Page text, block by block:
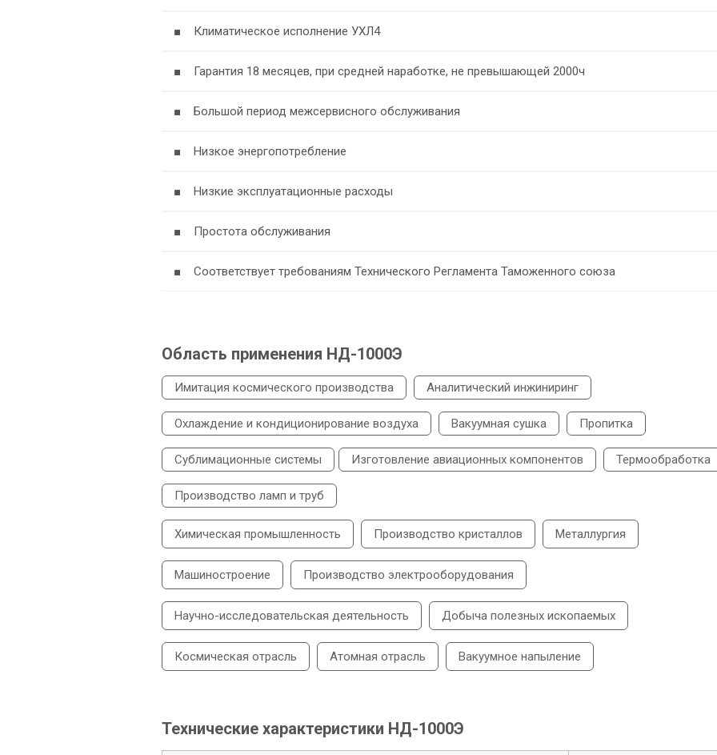
■ Климатическое исполнение УХЛ4
■ Гарантия 18 месяцев, при средней наработке, не превышающей 2000ч
■ Большой период межсервисного обслуживания
■ Низкое энергопотребление
■ Низкие эксплуатационные расходы
■ Простота обслуживания
■ Соответствует требованиям Технического Регламента Таможенного союза
Область применения НД-1000Э
Имитация космического производства Аналитический инжиниринг
Охлаждение и кондиционирование воздуха Вакуумная сушка Пропитка
Сублимационные системы Изготовление авиационных компонентов Термообработка
Производство ламп и труб
Химическая промышленность Производство кристаллов Металлургия
Машиностроение Производство электрооборудования
Научно-исследовательская деятельность Добыча полезных ископаемых
Космическая отрасль Атомная отрасль Вакуумное напыление
Технические характеристики НД-1000Э